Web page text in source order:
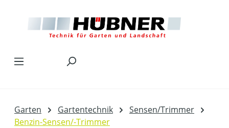
Garten Gartentechnik
Sensen/Trimmer
Benzin-Sensen/-Trimmer